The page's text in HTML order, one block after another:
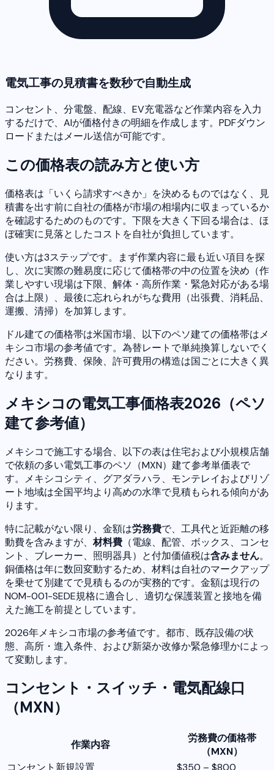
電気工事の見積書を数秒で自動生成
コンセント、分電盤、配線、EV充電器など作業内容を入力
するだけで、AIが価格付きの明細を作成します。PDFダウン
ロードまたはメール送信が可能です。
この価格表の読み方と使い方
価格表は「いくら請求すべきか」を決めるものではなく、見
積書を出す前に自社の価格が市場の相場内に収まっているか
を確認するためのものです。下限を大きく下回る場合は、ほ
ぼ確実に見落としたコストを自社が負担しています。
使い方は3ステップです。まず作業内容に最も近い項目を探
し、次に実際の難易度に応じて価格帯の中の位置を決め（作
業しやすい現場は下限、解体・高所作業・緊急対応がある場
合は上限）、最後に忘れられがちな費用（出張費、消耗品、
運搬、清掃）を加算します。
ドル建ての価格帯は米国市場、以下のペソ建ての価格帯はメ
キシコ市場の参考値です。為替レートで単純換算しないでく
ださい。労務費、保険、許可費用の構造は国ごとに大きく異
なります。
メキシコの電気工事価格表2026（ペソ
建て参考値）
メキシコで施工する場合、以下の表は住宅および小規模店舗
で依頼の多い電気工事のペソ（MXN）建て参考単価表で
す。メキシコシティ、グアダラハラ、モンテレイおよびリゾ
ート地域は全国平均より高めの水準で見積もられる傾向があ
ります。
特に記載がない限り、金額は労務費で、工具代と近距離の移
動費を含みますが、材料費 （電線、配管、ボックス、コンセ
ント、ブレーカー、照明器具）と付加価値税は含みません。
銅価格は年に数回変動するため、材料は自社のマークアップ
を乗せて別建てで見積もるのが実務的です。金額は現行の
NOM-001-SEDE規格に適合し、適切な保護装置と接地を備
えた施工を前提としています。
2026年メキシコ市場の参考値です。都市、既存設備の状
態、高所・進入条件、および新築か改修か緊急修理かによっ
て変動します。
コンセント・スイッチ・電気配線口
（MXN）
作業内容
労務費の価格帯
（MXN）